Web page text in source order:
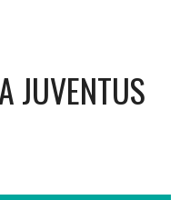
JUVENTUS